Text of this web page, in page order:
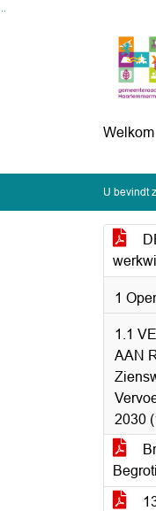
Welkom
U bevindt
1
1.1
AAN
2030